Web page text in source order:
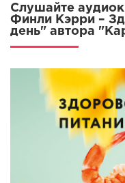
Слушайте
Финли Кэрри –
день" автора